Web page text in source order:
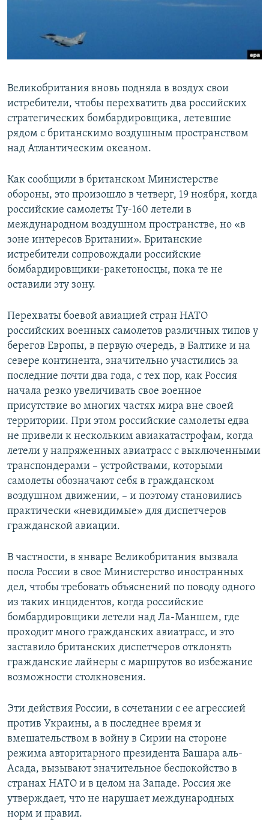
КРЫМ.НЕПОКОРЕННЫЙ
Все сайты RFE/RL
Великобритания вновь подняла в воздух свои
истребители, чтобы перехватить два российских
стратегических бомбардировщика, летевшие
рядом с британскимо воздушным пространством
над Атлантическим океаном.
Как сообщили в британском Министерстве
обороны, это произошло в четверг, 19 ноября, когда
российские самолеты Ту-160 летели в
международном воздушном пространстве, но «в
зоне интересов Британии». Британские
истребители сопровождали российские
бомбардировщики-ракетоносцы, пока те не
оставили эту зону.
Перехваты боевой авиацией стран НАТО
российских военных самолетов различных типов у
берегов Европы, в первую очередь, в Балтике и на
севере континента, значительно участились за
последние почти два года, с тех пор, как Россия
начала резко увеличивать свое военное
присутствие во многих частях мира вне своей
территории. При этом российские самолеты едва
не привели к нескольким авиакатастрофам, когда
летели у напряженных авиатрасс с выключенными
транспондерами – устройствами, которыми
самолеты обозначают себя в гражданском
воздушном движении, – и поэтому становились
практически «невидимые» для диспетчеров
гражданской авиации.
В частности, в январе Великобритания вызвала
посла России в свое Министерство иностранных
дел, чтобы требовать объяснений по поводу одного
из таких инцидентов, когда российские
бомбардировщики летели над Ла-Маншем, где
проходит много гражданских авиатрасс, и это
заставило британских диспетчеров отклонять
гражданские лайнеры с маршрутов во избежание
возможности столкновения.
Эти действия России, в сочетании с ее агрессией
против Украины, а в последнее время и
вмешательством в войну в Сирии на стороне
режима авторитарного президента Башара аль-
Асада, вызывают значительное беспокойство в
странах НАТО и в целом на Западе. Россия же
утверждает, что не нарушает международных
норм и правил.